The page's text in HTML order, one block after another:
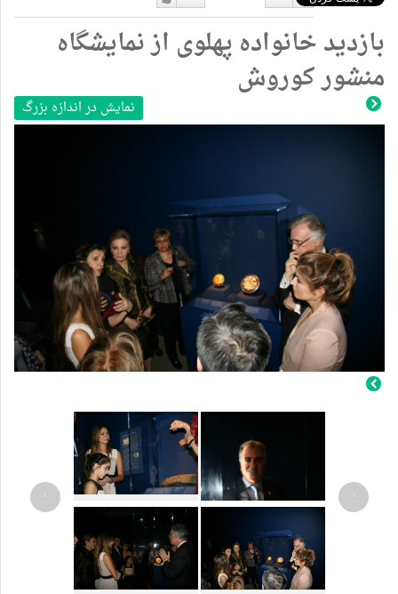
دوست
دارم
دوست
نداشتن
بازدید خانواده پهلوی از نمایشگاه
منشور کوروش
نمایش در اندازه بزرگ
‹
›